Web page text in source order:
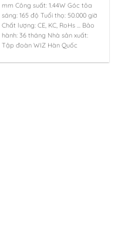
mm Công suất: 1.44W Góc tỏa
sáng: 165 độ Tuổi thọ: 50.000 giờ
Chất lượng: CE, KC, RoHs ... Bảo
hành: 36 tháng Nhà sản xuất:
Tập đoàn WIZ Hàn Quốc